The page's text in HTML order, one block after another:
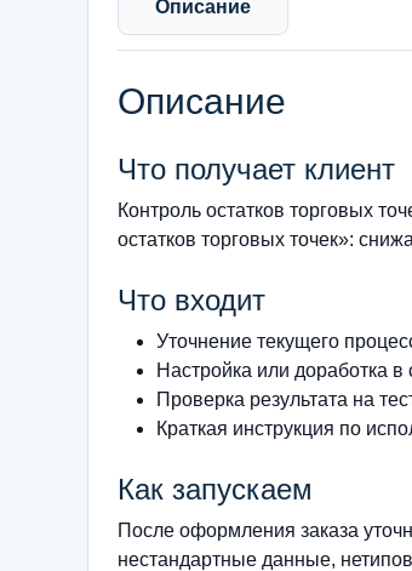
Описание
Описание
Что получает клиент
Контроль остатков торговых
остатков торговых точек»:
Что входит
Уточнение текущего
Настройка или доработка
Проверка результата на
Краткая инструкция по
Как запускаем
После оформления заказа
нестандартные данные,